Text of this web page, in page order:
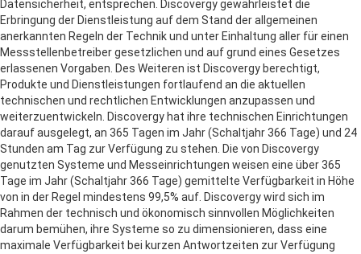
Datensicherheit, entsprechen. Discovergy gewährleistet die
Erbringung der Dienstleistung auf dem Stand der allgemeinen
anerkannten Regeln der Technik und unter Einhaltung aller für einen
Messstellenbetreiber gesetzlichen und auf grund eines Gesetzes
erlassenen Vorgaben. Des Weiteren ist Discovergy berechtigt,
Produkte und Dienstleistungen fortlaufend an die aktuellen
technischen und rechtlichen Entwicklungen anzupassen und
weiterzuentwickeln. Discovergy hat ihre technischen Einrichtungen
darauf ausgelegt, an 365 Tagen im Jahr (Schaltjahr 366 Tage) und 24
Stunden am Tag zur Verfügung zu stehen. Die von Discovergy
genutzten Systeme und Messeinrichtungen weisen eine über 365
Tage im Jahr (Schaltjahr 366 Tage) gemittelte Verfügbarkeit in Höhe
von in der Regel mindestens 99,5% auf. Discovergy wird sich im
Rahmen der technisch und ökonomisch sinnvollen Möglichkeiten
darum bemühen, ihre Systeme so zu dimensionieren, dass eine
maximale Verfügbarkeit bei kurzen Antwortzeiten zur Verfügung